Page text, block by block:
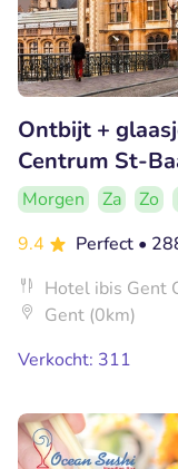
Ontbijt +
Centrum St-
Morgen Za Zo
9.4
Perfect •
Hotel ibis Gent
Gent (0km)
Verkocht: 311